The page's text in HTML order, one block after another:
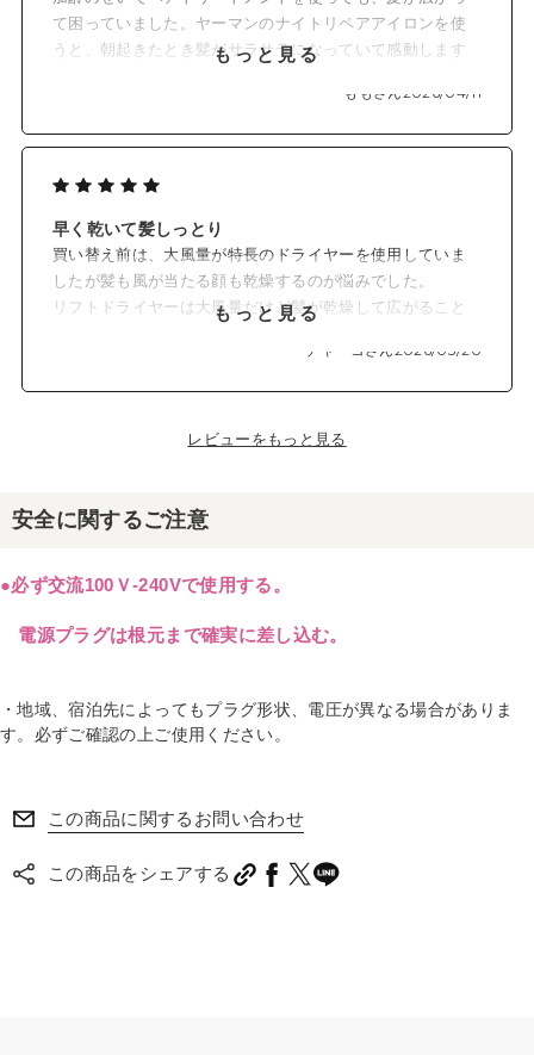
て困っていました。ヤーマンのナイトリペアアイロンを使
うと、朝起きたとき髪がサラサラになっていて感動します
のも嬉しいです。
もっと見る
ももさん2026/04/11
早く乾いて髪しっとり
買い替え前は、大風量が特長のドライヤーを使用していま
したが髪も風が当たる顔も乾燥するのが悩みでした。
リフトドライヤーは大風量だけど髪が乾燥して広がること
もっと見る
チャーコさん2026/03/20
レビューをもっと見る
安全に関するご注意
●必ず交流100Ｖ-240Vで使用する。
電源プラグは根元まで確実に差し込む。
・地域、宿泊先によってもプラグ形状、電圧が異なる場合がありま
す。必ずご確認の上ご使用ください。
この商品に関するお問い合わせ
この商品をシェアする